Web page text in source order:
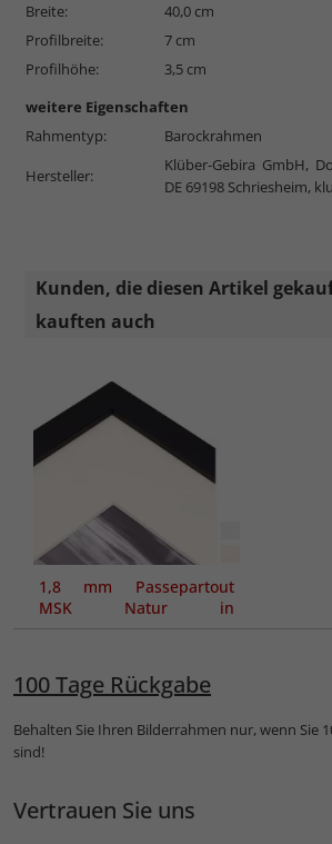
Breite:
40,0 cm
Profilbreite:
7 cm
Profilhöhe:
3,5 cm
weitere Eigenschaften
Rahmentyp:
Barockrahmen
Hersteller:
Klüber-Gebira GmbH,
DE 69198 Schriesheim,
Kunden, die diesen Artikel
kauften auch
1,8 mm Passepartout
MSK Natur in
100 Tage Rückgabe
Behalten Sie Ihren Bilderrahmen nur, wenn Sie
sind!
Vertrauen Sie uns